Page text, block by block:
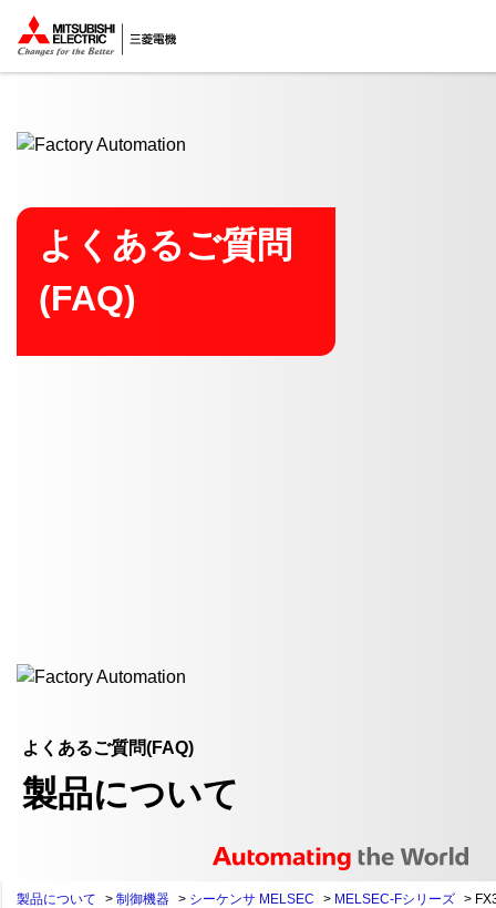
ここから本文
よくあるご質問
(FAQ)
よくあるご質問(FAQ)
製品について
製品について > 制御機器 > シーケンサ MELSEC > MELSEC-Fシリーズ >